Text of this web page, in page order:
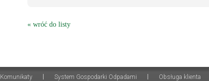
« wróć do listy
Komunikaty System Gospodarki Odpadami Obsługa klienta